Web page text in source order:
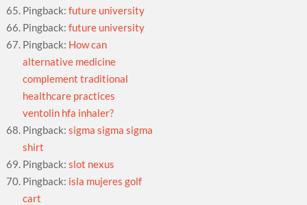
Pingback:future university
Pingback:future university
Pingback: How can
alternative medicine
complement traditional
healthcare practices
ventolin hfa inhaler?
Pingback:sigma sigma sigma
shirt
Pingback:slot nexus
Pingback: isla mujeres golf
cart